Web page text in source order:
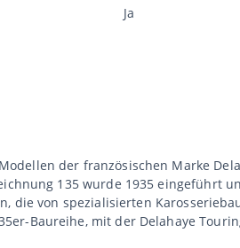
Ja
der französischen Marke
135 wurde 1935 eingeführt
die von spezialisierten
Baureihe, mit der Delahaye